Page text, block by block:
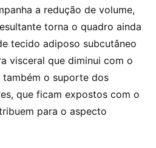
a redução de volume,
torna o quadro ainda
tecido adiposo subcutâneo
visceral que diminui com o
o suporte dos
que ficam expostos com o
para o aspecto